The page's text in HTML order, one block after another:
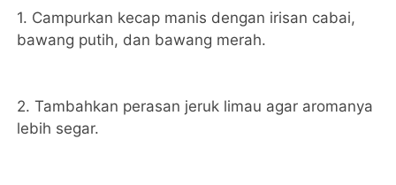
1. Campurkan kecap manis dengan irisan cabai,
bawang putih, dan bawang merah.
2. Tambahkan perasan jeruk limau agar aromanya
lebih segar.